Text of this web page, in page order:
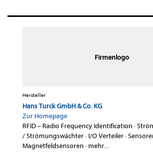
Firmenlogo
Hersteller
Hans Turck GmbH & Co. KG
Zur Homepage
RFID – Radio Frequency Identification ·
/ Strömungswächter· I/O Verteiler·
Magnetfeldsensoren · mehr...